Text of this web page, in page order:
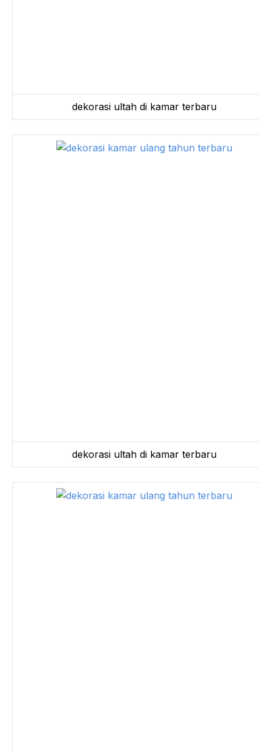
dekorasi ultah di kamar terbaru
dekorasi ultah di kamar terbaru